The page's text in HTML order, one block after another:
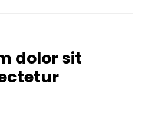
dolor sit